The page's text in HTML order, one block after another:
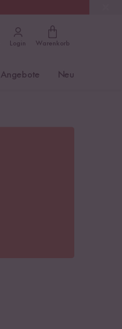
Login Warenkorb
Angebote Neu